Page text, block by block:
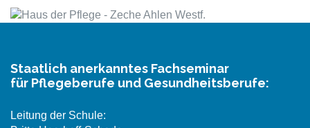
Staatlich anerkanntes Fachseminar
für Pflegeberufe und Gesundheitsberufe:
Leitung der Schule: